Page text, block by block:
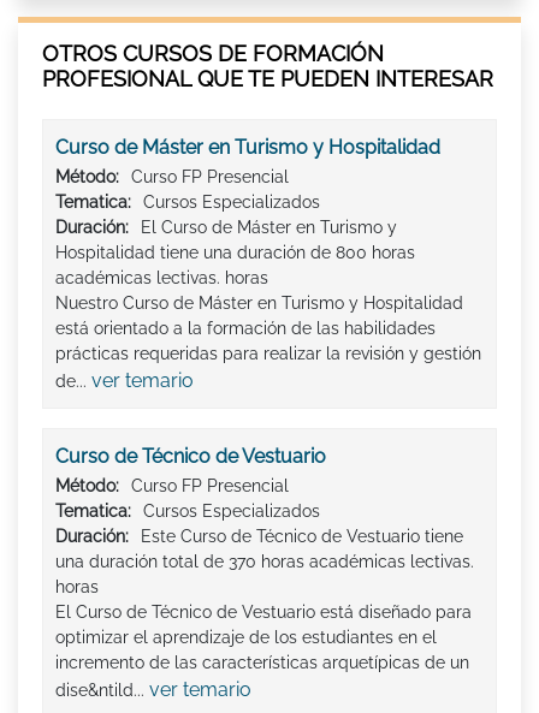
OTROS CURSOS DE FORMACIÓN
PROFESIONAL QUE TE PUEDEN INTERESAR
Curso de Máster en Turismo y Hospitalidad
Método:
Curso FP Presencial
Tematica:
Cursos Especializados
Duración:
El Curso de Máster en Turismo y
Hospitalidad tiene una duración de 800 horas
académicas lectivas. horas
Nuestro Curso de Máster en Turismo y Hospitalidad
está orientado a la formación de las habilidades
prácticas requeridas para realizar la revisión y gestión
de... ver temario
Curso de Técnico de Vestuario
Método:
Curso FP Presencial
Tematica:
Cursos Especializados
Duración:
Este Curso de Técnico de Vestuario tiene
una duración total de 370 horas académicas lectivas.
horas
El Curso de Técnico de Vestuario está diseñado para
optimizar el aprendizaje de los estudiantes en el
incremento de las características arquetípicas de un
dise&ntild... ver temario